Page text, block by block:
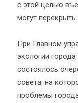
с этой целью
могут перекрыть.
При Главном
экологии
состоялось
совета, на
проблемы